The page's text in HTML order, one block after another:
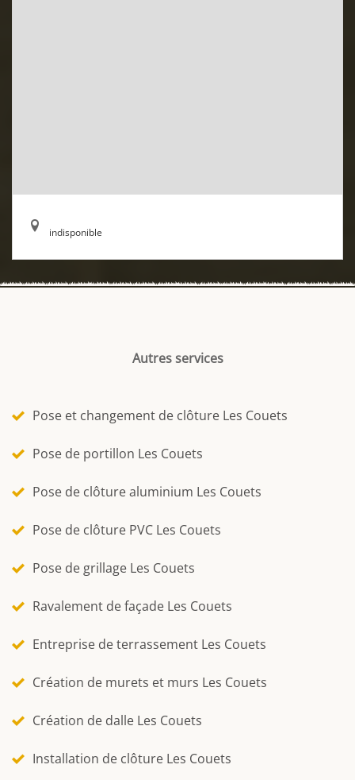
indisponible
Autres services
Pose et changement de clôture Les Couets
Pose de portillon Les Couets
Pose de clôture aluminium Les Couets
Pose de clôture PVC Les Couets
Pose de grillage Les Couets
Ravalement de façade Les Couets
Entreprise de terrassement Les Couets
Création de murets et murs Les Couets
Création de dalle Les Couets
Installation de clôture Les Couets